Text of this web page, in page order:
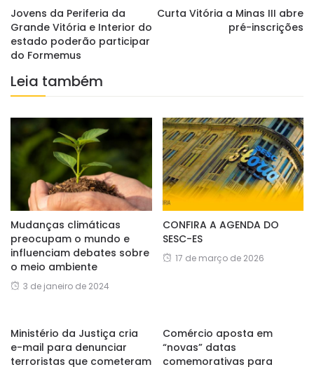
Jovens da Periferia da
Grande Vitória e Interior do
estado poderão participar
do Formemus
Curta Vitória a Minas III abre
pré-inscrições
Leia também
Mudanças climáticas
preocupam o mundo e
influenciam debates sobre
o meio ambiente
3 de janeiro de 2024
CONFIRA A AGENDA DO
SESC-ES
17 de março de 2026
Ministério da Justiça cria
e-mail para denunciar
terroristas que cometeram
Comércio aposta em
“novas” datas
comemorativas para